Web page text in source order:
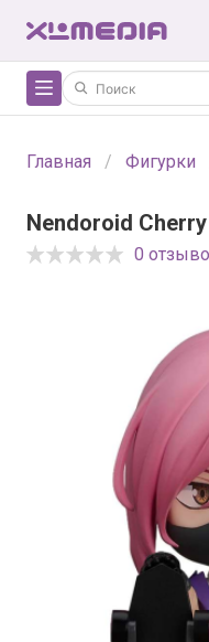
Главная Фигурки
Nendoroid
0